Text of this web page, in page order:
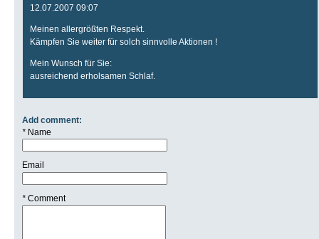
12.07.2007 09:07
Meinen allergrößten Respekt.
Kämpfen Sie weiter für solch sinnvolle Aktionen !
Mein Wunsch für Sie:
ausreichend erholsamen Schlaf.
Add comment:
* Name
Email
* Comment